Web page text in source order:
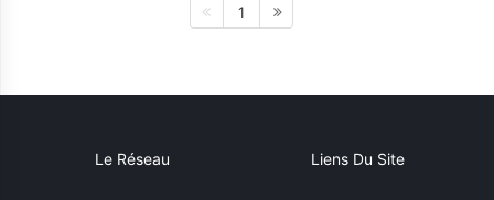
1
Le Réseau Liens Du Site